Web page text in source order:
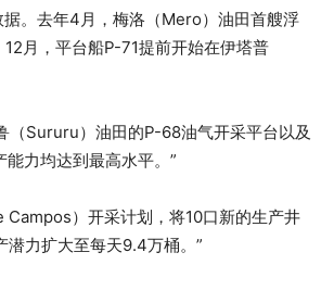
。去年4月，梅洛（Mero）油田首艘浮
月，平台船P-71提前开始在伊塔普
Sururu）油田的P-68油气开采平台以及
力均达到最高水平。”
）开采计划，将10口新的生产井
力扩大至每天9.4万桶。”